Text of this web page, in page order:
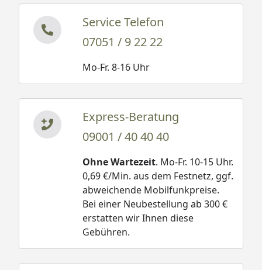
Service Telefon
07051 / 9 22 22
Mo-Fr. 8-16 Uhr
Express-Beratung
09001 / 40 40 40
Ohne Wartezeit. Mo-Fr. 10-15 Uhr.
0,69 €/Min. aus dem Festnetz, ggf.
abweichende Mobilfunkpreise.
Bei einer Neubestellung ab 300 €
erstatten wir Ihnen diese
Gebühren.